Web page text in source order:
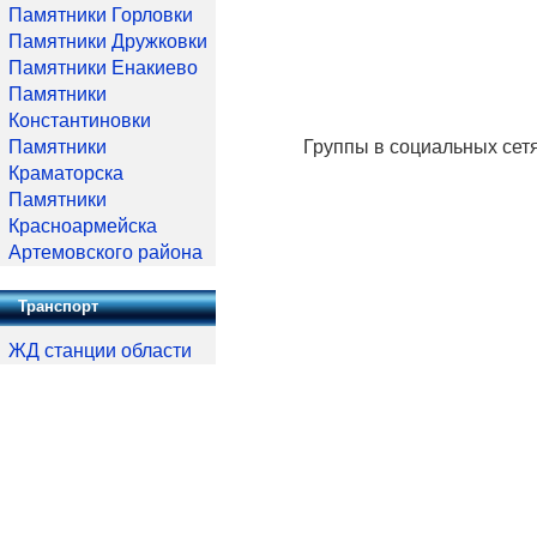
Группы в социальных
Памятники Горловки
Памятники Дружковки
Памятники Енакиево
Памятники
Константиновки
Памятники
Краматорска
Памятники
Красноармейска
Артемовского района
Транспорт
ЖД станции области